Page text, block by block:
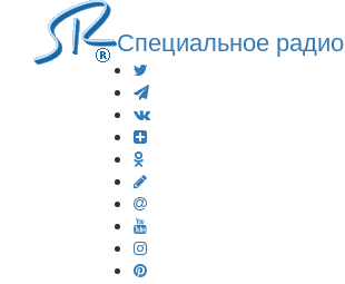
Специальное радио